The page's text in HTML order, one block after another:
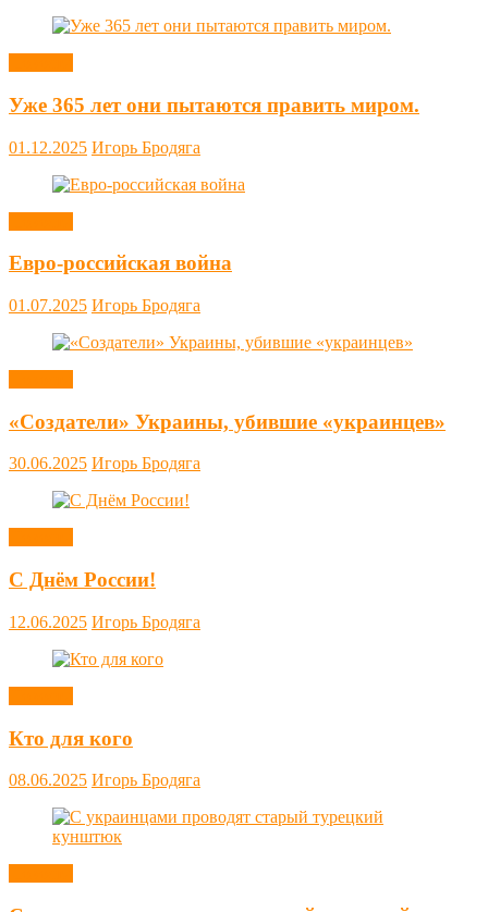
Уже 365 лет они пытаются править миром.
01.12.2025 Игорь Бродяга
Евро-российская война
01.07.2025 Игорь Бродяга
«Создатели» Украины, убившие «украинцев»
30.06.2025 Игорь Бродяга
С Днём России!
12.06.2025 Игорь Бродяга
Кто для кого
08.06.2025 Игорь Бродяга